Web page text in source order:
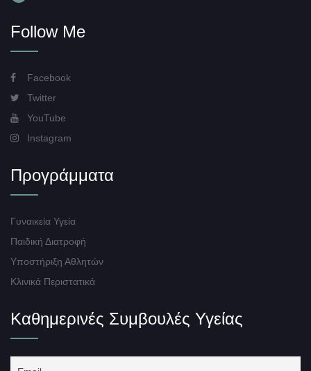
Follow Me
Facebook
Twitter
YouTube
Instagram
Προγράμματα
Γυναικεία Υγεία
Παιδική Διατροφή
Υποστήριξη Αθλητών
Κλινικά Περιστατικά
Καθημερινές Συμβουλές Υγείας